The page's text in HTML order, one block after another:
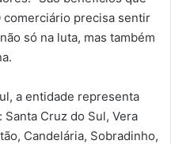
comerciário precisa sentir
só na luta, mas também
a entidade representa
Cruz do Sul, Vera
Candelária, Sobradinho,